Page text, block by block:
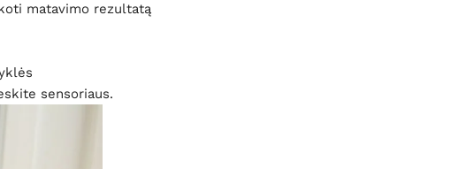
matavimo rezultatą
sensoriaus.